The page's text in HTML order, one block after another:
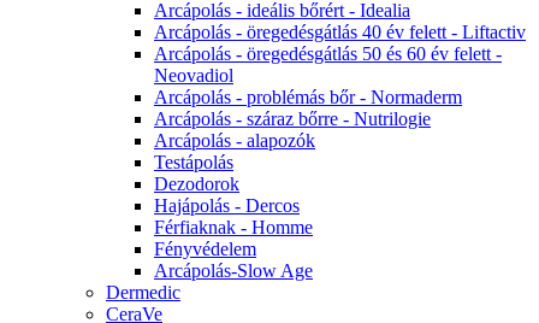
Arcápolás - ideális bőrért - Idealia
Arcápolás - öregedésgátlás 40 év felett - Liftactiv
Arcápolás - öregedésgátlás 50 és 60 év felett -
Neovadiol
Arcápolás - problémás bőr - Normaderm
Arcápolás - száraz bőrre - Nutrilogie
Arcápolás - alapozók
Testápolás
Dezodorok
Hajápolás - Dercos
Férfiaknak - Homme
Fényvédelem
Arcápolás-Slow Age
Dermedic
CeraVe